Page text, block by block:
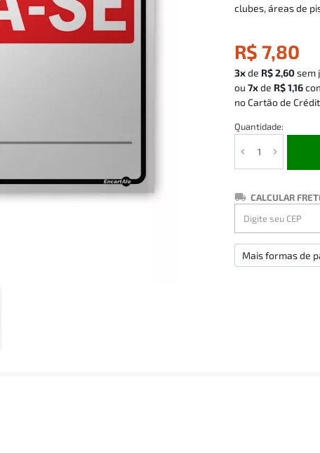
clubes, áreas de
R$ 7,80
3xde R$ 2,60sem
ou 7xde R$ 1,16
no Cartão de
Quantidade:
CALCULAR
Mais formas de